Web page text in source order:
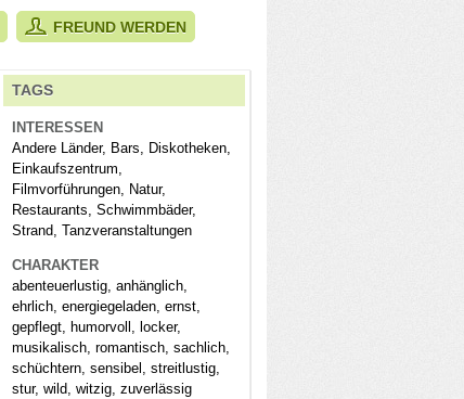
FREUND WERDEN
TAGS
INTERESSEN
Andere Länder, Bars, Diskotheken,
Einkaufszentrum,
Filmvorführungen, Natur,
Restaurants, Schwimmbäder,
Strand, Tanzveranstaltungen
CHARAKTER
abenteuerlustig, anhänglich,
ehrlich, energiegeladen, ernst,
gepflegt, humorvoll, locker,
musikalisch, romantisch, sachlich,
schüchtern, sensibel, streitlustig,
stur, wild, witzig, zuverlässig